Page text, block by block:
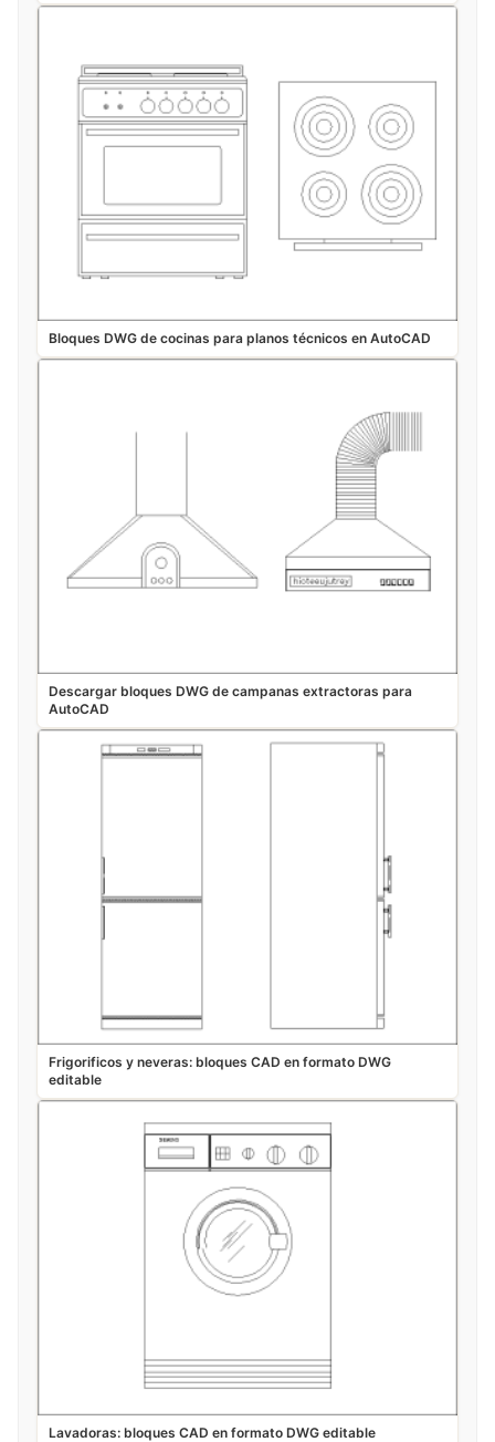
Bloques DWG de cocinas para planos técnicos en AutoCAD
Descargar bloques DWG de campanas extractoras para
AutoCAD
Frigorificos y neveras: bloques CAD en formato DWG
editable
Lavadoras: bloques CAD en formato DWG editable